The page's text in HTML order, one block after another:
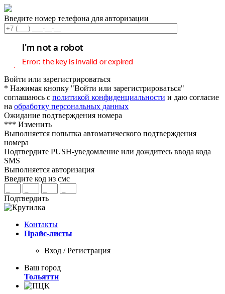
Введите номер телефона для авторизации
Войти или зарегистрироваться
* Нажимая кнопку "Войти или зарегистрироваться"
соглашаюсь с политикой конфиденциальности и даю согласие
на обработку персональных данных
Ожидание подтверждения номера
*** Изменить
Выполняется попытка автоматического подтверждения
номера
Подтвердите PUSH-уведомление или дождитесь ввода кода
SMS
Выполняется авторизация
Введите код из смс
Подтвердить
Контакты
Прайс-листы
Вход / Регистрация
Ваш город
Тольятти